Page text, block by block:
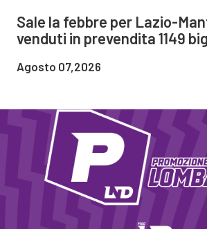
Sale la febbre per Lazio-
venduti in prevendita 1149
Agosto 07,2026